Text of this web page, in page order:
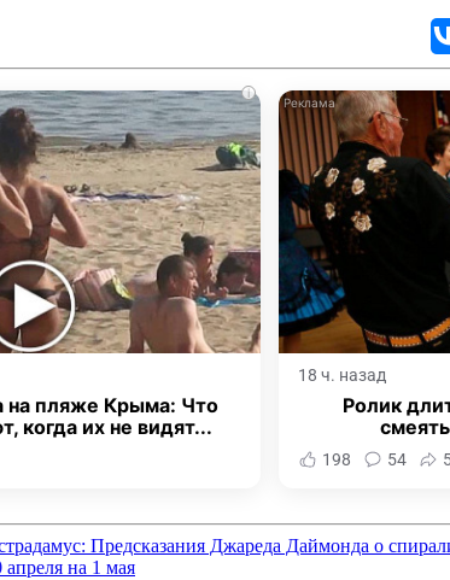
i
на пляже Крыма: Что
когда их не видят...
18 ч. назад
Ролик
198 54
Предсказания Джареда Даймонда о
на 1 мая